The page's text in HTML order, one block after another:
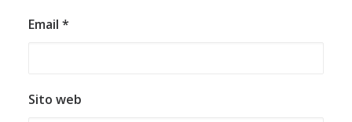
Email *
Sito web